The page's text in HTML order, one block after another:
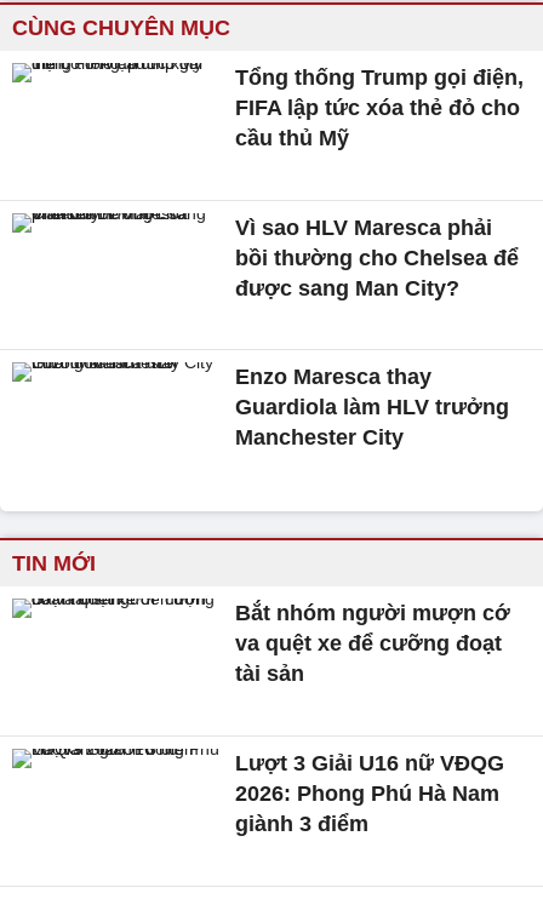
CÙNG CHUYÊN MỤC
Tổng thống Trump gọi điện,
FIFA lập tức xóa thẻ đỏ cho
cầu thủ Mỹ
Vì sao HLV Maresca phải
bồi thường cho Chelsea để
được sang Man City?
Enzo Maresca thay
Guardiola làm HLV trưởng
Manchester City
TIN MỚI
Bắt nhóm người mượn cớ
va quệt xe để cưỡng đoạt
tài sản
Lượt 3 Giải U16 nữ VĐQG
2026: Phong Phú Hà Nam
giành 3 điểm